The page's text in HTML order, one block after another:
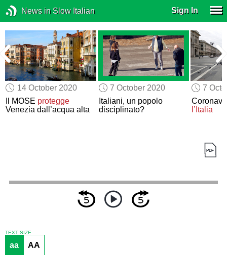
News in Slow Italian Sign In
14 October 2020
Il MOSE protegge
Venezia dall’acqua alta
7 October 2020
Italiani, un popolo
disciplinato?
7
l’Italia
TEXT SIZE
aa AA